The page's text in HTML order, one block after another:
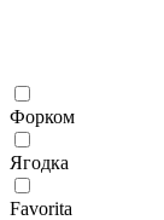
Форком
Ягодка
Favorita